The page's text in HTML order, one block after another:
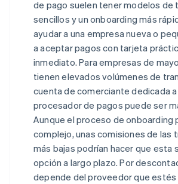
de pago suelen tener modelos de
sencillos y un onboarding más
ayudar a una empresa nueva o
a aceptar pagos con tarjeta
inmediato. Para empresas de
tienen elevados volúmenes de
cuenta de comerciante dedicada
procesador de pagos puede ser
Aunque el proceso de onboarding
complejo, unas comisiones de las
más bajas podrían hacer que esta
opción a largo plazo. Por
depende del proveedor que estés